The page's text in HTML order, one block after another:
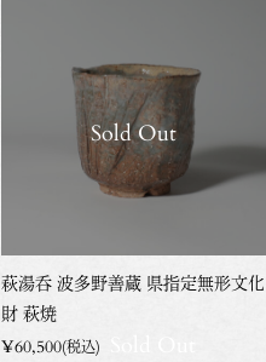
Sold Out
萩湯呑 波多野善蔵 県指定無形文化
財 萩焼
¥60,500(税込)